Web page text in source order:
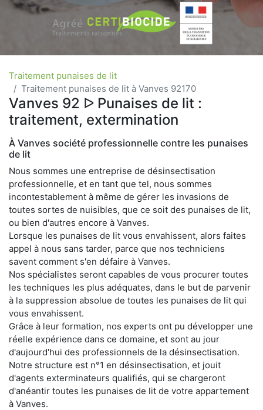
Traitement punaises de lit
Traitement punaises de lit à Vanves 92170
Vanves 92 ᐅ Punaises de lit :
traitement, extermination
À Vanves société professionnelle contre les punaises
de lit
Nous sommes une entreprise de désinsectisation
professionnelle, et en tant que tel, nous sommes
incontestablement à même de gérer les invasions de
toutes sortes de nuisibles, que ce soit des punaises de lit,
ou bien d'autres encore à Vanves.
Lorsque les punaises de lit vous envahissent, alors faites
appel à nous sans tarder, parce que nos techniciens
savent comment s'en défaire à Vanves.
Nos spécialistes seront capables de vous procurer toutes
les techniques les plus adéquates, dans le but de parvenir
à la suppression absolue de toutes les punaises de lit qui
vous envahissent.
Grâce à leur formation, nos experts ont pu développer une
réelle expérience dans ce domaine, et sont au jour
d'aujourd'hui des professionnels de la désinsectisation.
Notre structure est n°1 en désinsectisation, et jouit
d'agents exterminateurs qualifiés, qui se chargeront
d'anéantir toutes les punaises de lit de votre appartement
à Vanves.